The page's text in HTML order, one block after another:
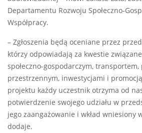
Departamentu Rozwoju Społeczno-
Współpracy.
– Zgłoszenia będą oceniane przez
którzy odpowiadają za kwestie
społeczno-gospodarczym,
przestrzennym, inwestycjami i
projektu każdy uczestnik otrzyma od
potwierdzenie swojego udziału w
jego zaangażowanie i wkład wniesiony
dodaje.